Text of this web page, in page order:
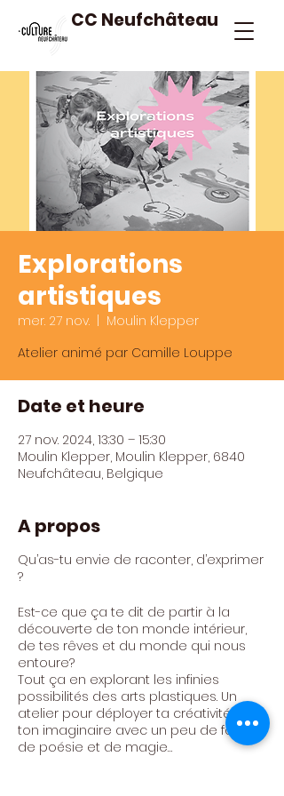
CC Neufchâteau
Explorations
artistiques
mer. 27 nov.
Moulin Klepper
Atelier animé par Camille Louppe
Date et heure
27 nov. 2024, 13:30 – 15:30
Moulin Klepper, Moulin Klepper, 6840
Neufchâteau, Belgique
A propos
Qu’as-tu envie de raconter, d’exprimer
?
Est-ce que ça te dit de partir à la
découverte de ton monde intérieur,
de tes rêves et du monde qui nous
entoure?
Tout ça en explorant les infinies
possibilités des arts plastiques. Un
atelier pour déployer ta créativité et
ton imaginaire avec un peu de folie,
de poésie et de magie…